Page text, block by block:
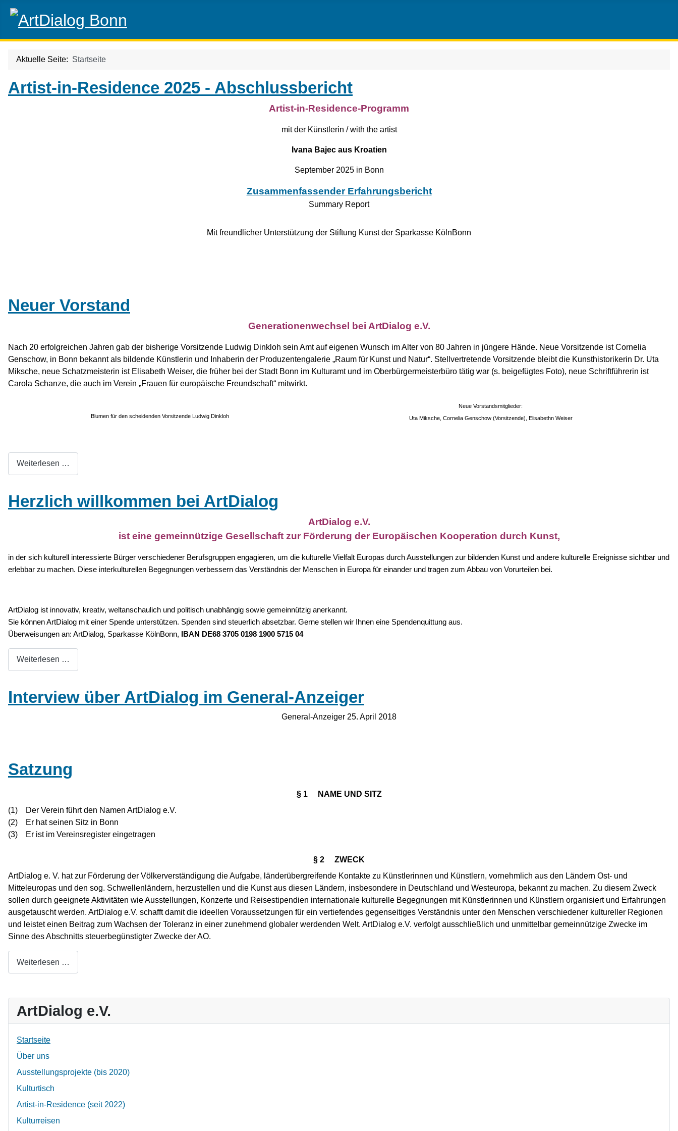
ArtDialog e.V.
Startseite
Über uns
Ausstellungsprojekte (bis 2020)
Kulturtisch
Artist-in-Residence (seit 2022)
Kulturreisen
Aktuelle Seite: Startseite
Artist-in-Residence 2025 - Abschlussbericht
Artist-in-Residence-Programm
mit der Künstlerin / with the artist
Ivana Bajec aus Kroatien
September 2025 in Bonn
Zusammenfassender Erfahrungsbericht
Summary Report
Mit freundlicher Unterstützung der Stiftung Kunst der Sparkasse KölnBonn
Neuer Vorstand
Generationenwechsel bei ArtDialog e.V.
Nach 20 erfolgreichen Jahren gab der bisherige Vorsitzende Ludwig Dinkloh sein Amt auf eigenen Wunsch im Alter von 80 Jahren in jüngere Hände. Neue Vorsitzende ist Cornelia
Genschow, in Bonn bekannt als bildende Künstlerin und Inhaberin der Produzentengalerie „Raum für Kunst und Natur“. Stellvertretende Vorsitzende bleibt die Kunsthistorikerin Dr. Uta
Miksche, neue Schatzmeisterin ist Elisabeth Weiser, die früher bei der Stadt Bonn im Kulturamt und im Oberbürgermeisterbüro tätig war (s. beigefügtes Foto), neue Schriftführerin ist
Carola Schanze, die auch im Verein „Frauen für europäische Freundschaft“ mitwirkt.
Blumen für den scheidenden Vorsitzende Ludwig Dinkloh
Neue Vorstandsmitglieder:
Uta Miksche, Cornelia Genschow (Vorsitzende), Elisabethn Weiser
Weiterlesen …
Herzlich willkommen bei ArtDialog
ArtDialog e.V.
ist eine gemeinnützige Gesellschaft zur Förderung der Europäischen Kooperation durch Kunst,
in der sich kulturell interessierte Bürger verschiedener Berufsgruppen engagieren, um die kulturelle Vielfalt Europas durch Ausstellungen zur bildenden Kunst und andere kulturelle Ereignisse sichtbar und
erlebbar zu machen. Diese interkulturellen Begegnungen verbessern das Verständnis der Menschen in Europa für einander und tragen zum Abbau von Vorurteilen bei.
ArtDialog ist innovativ, kreativ, weltanschaulich und politisch unabhängig sowie gemeinnützig anerkannt.
Sie können ArtDialog mit einer Spende unterstützen. Spenden sind steuerlich absetzbar. Gerne stellen wir Ihnen eine Spendenquittung aus.
Überweisungen an: ArtDialog, Sparkasse KölnBonn,
IBAN DE68 3705 0198 1900 5715 04
Weiterlesen …
Interview über ArtDialog im General-Anzeiger
General-Anzeiger 25. April 2018
Satzung
§ 1 NAME UND SITZ
(1) Der Verein führt den Namen ArtDialog e.V.
(2) Er hat seinen Sitz in Bonn
(3) Er ist im Vereinsregister eingetragen
§ 2 ZWECK
ArtDialog e. V. hat zur Förderung der Völkerverständigung die Aufgabe, länderübergreifende Kontakte zu Künstlerinnen und Künstlern, vornehmlich aus den Ländern Ost- und
Mitteleuropas und den sog. Schwellenländern, herzustellen und die Kunst aus diesen Ländern, insbesondere in Deutschland und Westeuropa, bekannt zu machen. Zu diesem Zweck
sollen durch geeignete Aktivitäten wie Ausstellungen, Konzerte und Reisestipendien internationale kulturelle Begegnungen mit Künstlerinnen und Künstlern organisiert und Erfahrungen
ausgetauscht werden. ArtDialog e.V. schafft damit die ideellen Voraussetzungen für ein vertiefendes gegenseitiges Verständnis unter den Menschen verschiedener kultureller Regionen
und leistet einen Beitrag zum Wachsen der Toleranz in einer zunehmend globaler werdenden Welt. ArtDialog e.V. verfolgt ausschließlich und unmittelbar gemeinnützige Zwecke im
Sinne des Abschnitts steuerbegünstigter Zwecke der AO.
Weiterlesen …